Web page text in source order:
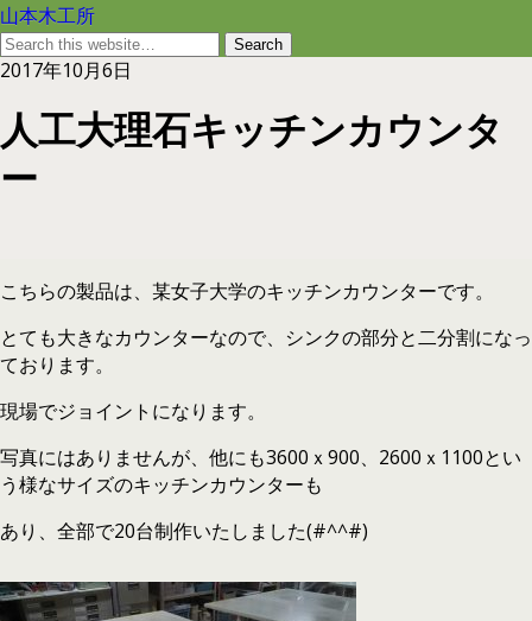
山本木工所
2017年10月6日
人工大理石キッチンカウンタ
ー
こちらの製品は、某女子大学のキッチンカウンターです。
とても大きなカウンターなので、シンクの部分と二分割になっ
ております。
現場でジョイントになります。
写真にはありませんが、他にも3600ｘ900、2600ｘ1100とい
う様なサイズのキッチンカウンターも
あり、全部で20台制作いたしました(#^^#)